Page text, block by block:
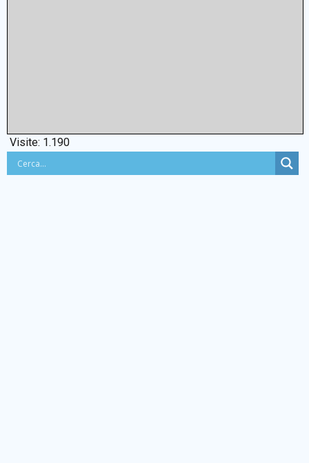
Visite: 1.190